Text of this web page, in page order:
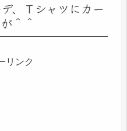
、Ｔシャツにカー
＾＾
リンク